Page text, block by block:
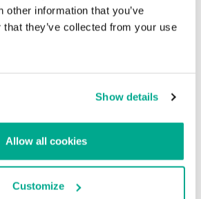
other information that you’ve
they’ve collected from your use
Show details
Allow all cookies
Customize
Correo electrónico*